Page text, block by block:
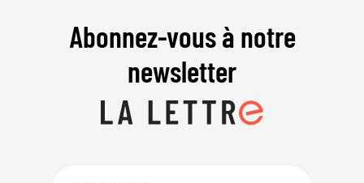
Abonnez-vous à notre
newsletter